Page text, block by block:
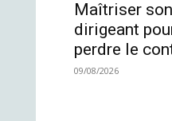
Maîtriser
dirigeant
perdre le
09/08/2026